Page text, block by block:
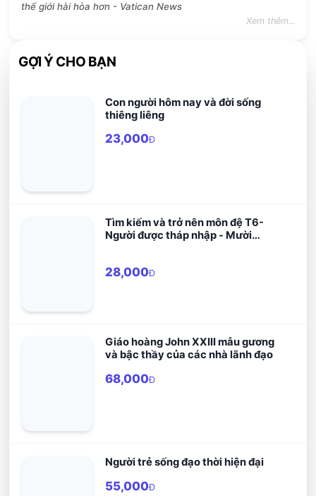
thế giới hài hòa hơn - Vatican News
Xem thêm...
GỢI Ý CHO BẠN
Con người hôm nay và đời sống
thiêng liêng
23,000Đ
Tìm kiếm và trở nên môn đệ T6-
Người được tháp nhập - Mười
28,000Đ
Giáo hoàng John XXIII mẫu gương
và bậc thầy của các nhà lãnh đạo
68,000Đ
Người trẻ sống đạo thời hiện đại
55,000Đ